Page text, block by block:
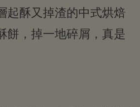
起酥又掉渣的中式烘焙
餅，掉一地碎屑，真是